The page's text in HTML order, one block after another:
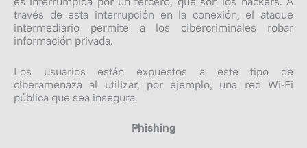
través de esta interrupción en la conexión, el ataque
intermediario permite a los cibercriminales robar
información privada.
Los usuarios están expuestos a este tipo de
ciberamenaza al utilizar, por ejemplo, una red Wi-Fi
pública que sea insegura.
Phishing